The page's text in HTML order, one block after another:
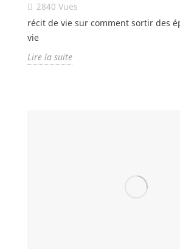
2840 Vues
récit de vie sur comment sortir des
vie
Lire la suite